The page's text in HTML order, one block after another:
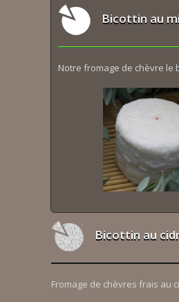
Bicottin au
Notre fromage de chèvre le
Bicottin au
Fromage de chèvres frais au